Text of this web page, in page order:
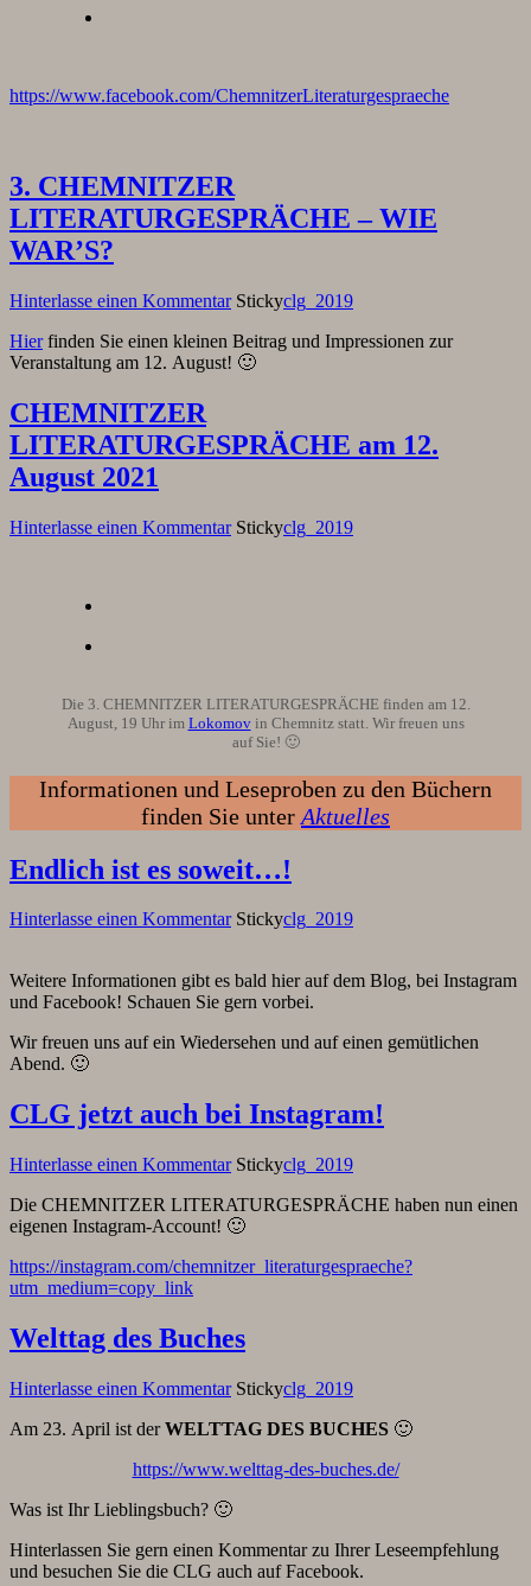
https://www.facebook.com/ChemnitzerLiteraturgespraeche
3. CHEMNITZER
LITERATURGESPRÄCHE – WIE
WAR’S?
Hinterlasse einen Kommentar Stickyclg_2019
Hierfinden Sie einen kleinen Beitrag und Impressionen zur
Veranstaltung am 12. August! 🙂
CHEMNITZER
LITERATURGESPRÄCHE am 12.
August 2021
Hinterlasse einen Kommentar Stickyclg_2019
Die 3. CHEMNITZER LITERATURGESPRÄCHE finden am 12.
August, 19 Uhr im Lokomovin Chemnitz statt. Wir freuen uns
auf Sie! 🙂
Informationen und Leseproben zu den Büchern
finden Sie unter Aktuelles
Endlich ist es soweit…!
Hinterlasse einen Kommentar Stickyclg_2019
Weitere Informationen gibt es bald hier auf dem Blog, bei Instagram
und Facebook! Schauen Sie gern vorbei.
Wir freuen uns auf ein Wiedersehen und auf einen gemütlichen
Abend. 🙂
CLG jetzt auch bei Instagram!
Hinterlasse einen Kommentar Stickyclg_2019
Die CHEMNITZER LITERATURGESPRÄCHE haben nun einen
eigenen Instagram-Account! 🙂
https://instagram.com/chemnitzer_literaturgespraeche?
utm_medium=copy_link
Welttag des Buches
Hinterlasse einen Kommentar Stickyclg_2019
Am 23. April ist derWELTTAG DES BUCHES 🙂
https://www.welttag-des-buches.de/
Was ist Ihr Lieblingsbuch? 🙂
Hinterlassen Sie gern einen Kommentar zu Ihrer Leseempfehlung
und besuchen Sie die CLG auch auf Facebook.